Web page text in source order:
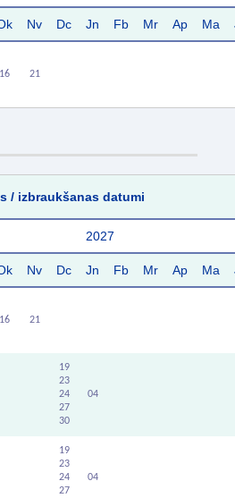
Nv Dc Jn Fb Mr Ap Ma
16 21
/ izbraukšanas datumi
2027
Nv Dc Jn Fb Mr Ap Ma
16 21
19
23
24
27
30
04
19
23
24
27
04